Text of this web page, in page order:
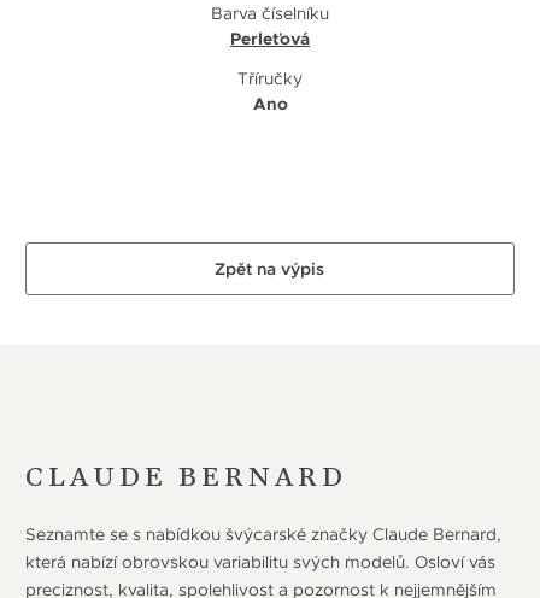
Barva číselníku
Perleťová
Tříručky
Ano
Zpět na výpis
CLAUDE BERNARD
Seznamte se s nabídkou švýcarské značky Claude Bernard,
která nabízí obrovskou variabilitu svých modelů. Osloví vás
preciznost, kvalita, spolehlivost a pozornost k nejjemnějším